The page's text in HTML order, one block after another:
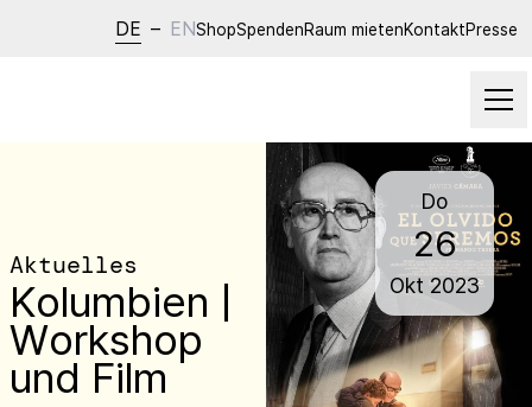
DE – ENShopSpendenRaum mietenKontaktPresse
Aktuelles
Kolumbien |
Workshop
und Film
Do
26
Okt 2023